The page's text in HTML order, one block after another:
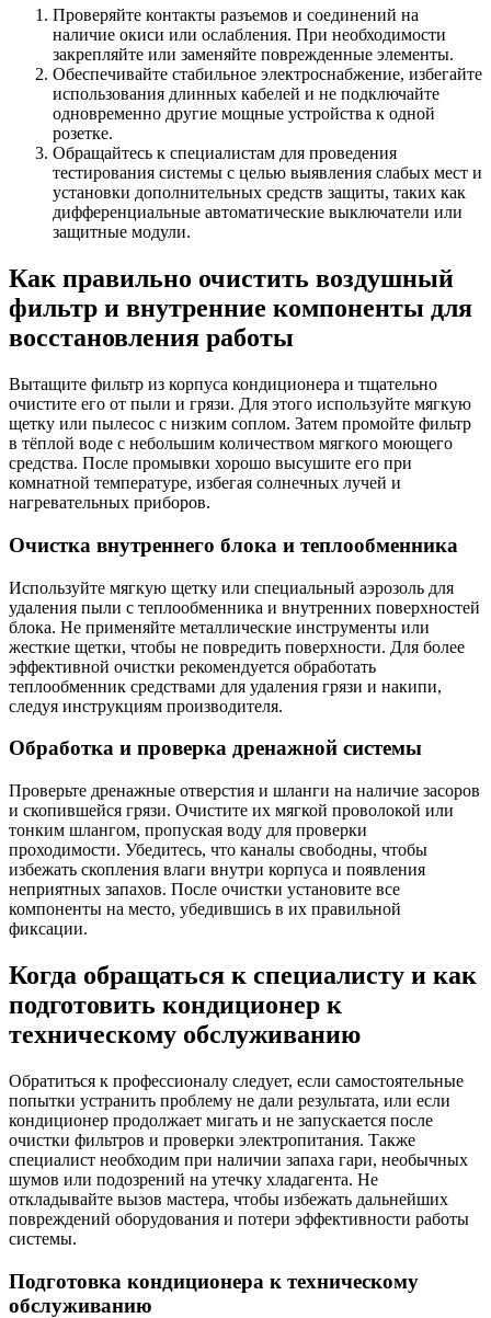
Проверяйте контакты разъемов и соединений на
наличие окиси или ослабления. При необходимости
закрепляйте или заменяйте поврежденные элементы.
Обеспечивайте стабильное электроснабжение, избегайте
использования длинных кабелей и не подключайте
одновременно другие мощные устройства к одной
розетке.
Обращайтесь к специалистам для проведения
тестирования системы с целью выявления слабых мест и
установки дополнительных средств защиты, таких как
дифференциальные автоматические выключатели или
защитные модули.
Как правильно очистить воздушный
фильтр и внутренние компоненты для
восстановления работы
Вытащите фильтр из корпуса кондиционера и тщательно
очистите его от пыли и грязи. Для этого используйте мягкую
щетку или пылесос с низким соплом. Затем промойте фильтр
в тёплой воде с небольшим количеством мягкого моющего
средства. После промывки хорошо высушите его при
комнатной температуре, избегая солнечных лучей и
нагревательных приборов.
Очистка внутреннего блока и теплообменника
Используйте мягкую щетку или специальный аэрозоль для
удаления пыли с теплообменника и внутренних поверхностей
блока. Не применяйте металлические инструменты или
жесткие щетки, чтобы не повредить поверхности. Для более
эффективной очистки рекомендуется обработать
теплообменник средствами для удаления грязи и накипи,
следуя инструкциям производителя.
Обработка и проверка дренажной системы
Проверьте дренажные отверстия и шланги на наличие засоров
и скопившейся грязи. Очистите их мягкой проволокой или
тонким шлангом, пропуская воду для проверки
проходимости. Убедитесь, что каналы свободны, чтобы
избежать скопления влаги внутри корпуса и появления
неприятных запахов. После очистки установите все
компоненты на место, убедившись в их правильной
фиксации.
Когда обращаться к специалисту и как
подготовить кондиционер к
техническому обслуживанию
Обратиться к профессионалу следует, если самостоятельные
попытки устранить проблему не дали результата, или если
кондиционер продолжает мигать и не запускается после
очистки фильтров и проверки электропитания. Также
специалист необходим при наличии запаха гари, необычных
шумов или подозрений на утечку хладагента. Не
откладывайте вызов мастера, чтобы избежать дальнейших
повреждений оборудования и потери эффективности работы
системы.
Подготовка кондиционера к техническому
обслуживанию